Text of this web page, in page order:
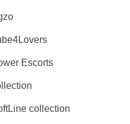
Escorts
collection